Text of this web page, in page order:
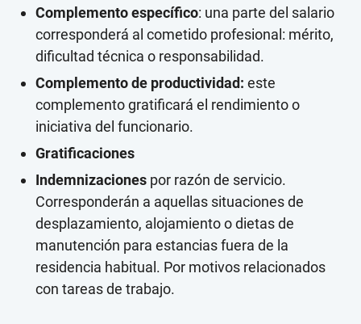
Complemento específico: una parte del salario
corresponderá al cometido profesional: mérito,
dificultad técnica o responsabilidad.
Complemento de productividad: este
complemento gratificará el rendimiento o
iniciativa del funcionario.
Gratificaciones
Indemnizaciones por razón de servicio.
Corresponderán a aquellas situaciones de
desplazamiento, alojamiento o dietas de
manutención para estancias fuera de la
residencia habitual. Por motivos relacionados
con tareas de trabajo.